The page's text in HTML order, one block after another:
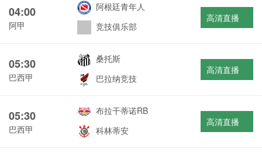
04:00
阿甲
阿根廷青年人
竞技俱乐部
高清直播
05:30
巴西甲
桑托斯
巴拉纳竞技
高清直播
05:30
巴西甲
布拉干蒂诺RB
科林蒂安
高清直播